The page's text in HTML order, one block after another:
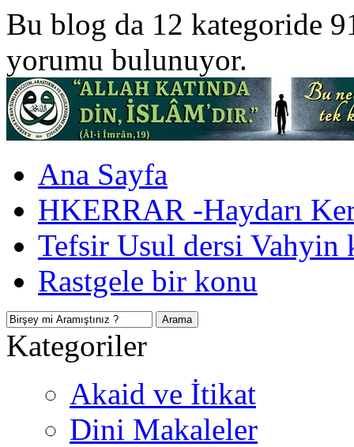
Bu blog da 12 kategoride
yorumu bulunuyor.
Ana Sayfa
HKERRAR -Haydarı
Tefsir Usul dersi Vahyin
Rastgele bir konu
Kategoriler
Akaid ve İtikat
Dini Makaleler